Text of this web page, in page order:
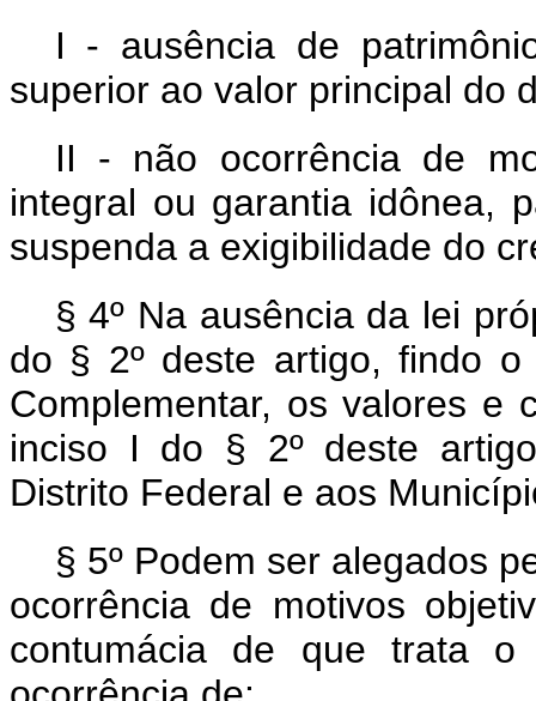
I - ausência de
superior ao valor principal do
II - não ocorrência de
integral ou garantia idônea,
suspenda a exigibilidade do
§ 4º Na ausência da lei
do § 2º deste artigo, findo
Complementar, os valores e
inciso I do § 2º deste
Distrito Federal e aos
§ 5º Podem ser alegados
ocorrência de motivos
contumácia de que trata